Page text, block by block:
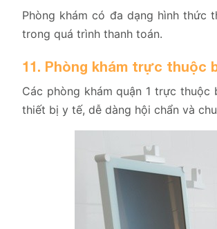
Phòng khám có đa dạng hình thức
trong quá trình thanh toán.
11. Phòng khám trực thuộc
Các phòng khám quận 1 trực
thiết bị y tế, dễ dàng hội chẩn và